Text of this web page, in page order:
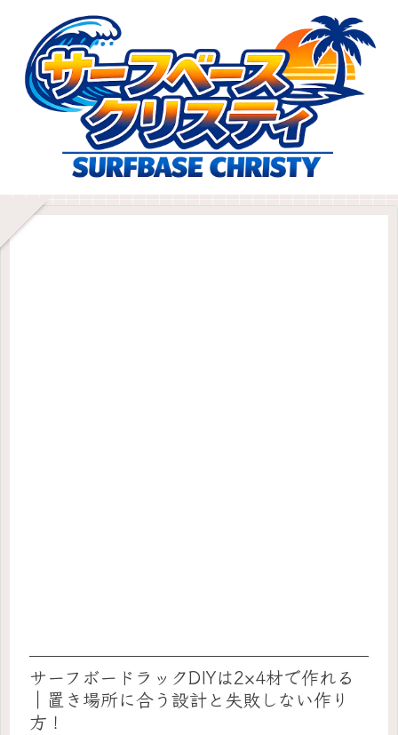
サーフボードラックDIYは2×4材で作れる
｜置き場所に合う設計と失敗しない作り
方！